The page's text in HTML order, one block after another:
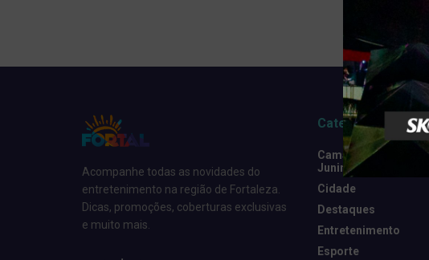
Acompanhe todas as novidades do
entretenimento na região de Fortaleza.
Dicas, promoções, coberturas exclusivas
e muito mais.
Categorias
Camarote Vip
Junino
Cidade
Destaques
Entretenimento
Esporte